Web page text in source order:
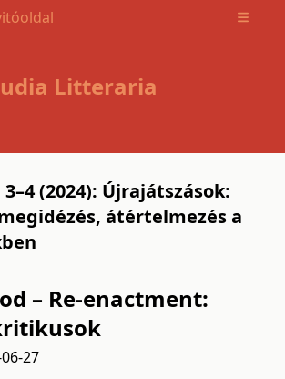
Open
Litteraria
3–4 (2024): Újrajátszások:
átértelmezés a
– Re-enactment:
27